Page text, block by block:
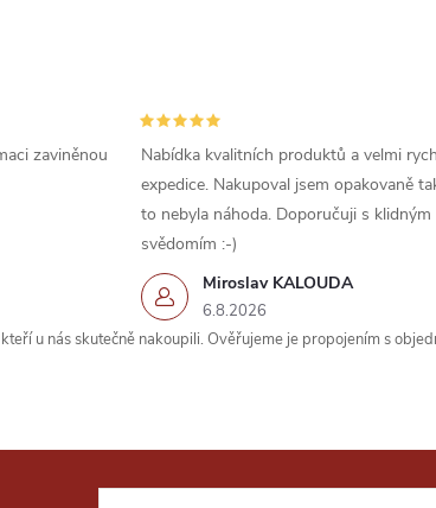
zaviněnou
Miroslav KALOUDA
6.8.2026
Nabídka kvalitních produktů a velmi
expedice. Nakupoval jsem opakovaně
to nebyla náhoda. Doporučuji s klidným
svědomím :-)
u nás skutečně nakoupili. Ověřujeme je propojením s